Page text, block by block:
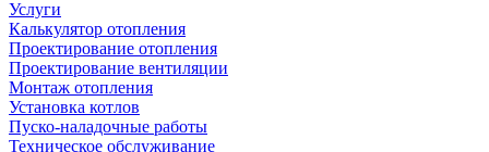
Услуги
Калькулятор отопления
Проектирование отопления
Проектирование вентиляции
Монтаж отопления
Установка котлов
Пуско-наладочные работы
Техническое обслуживание